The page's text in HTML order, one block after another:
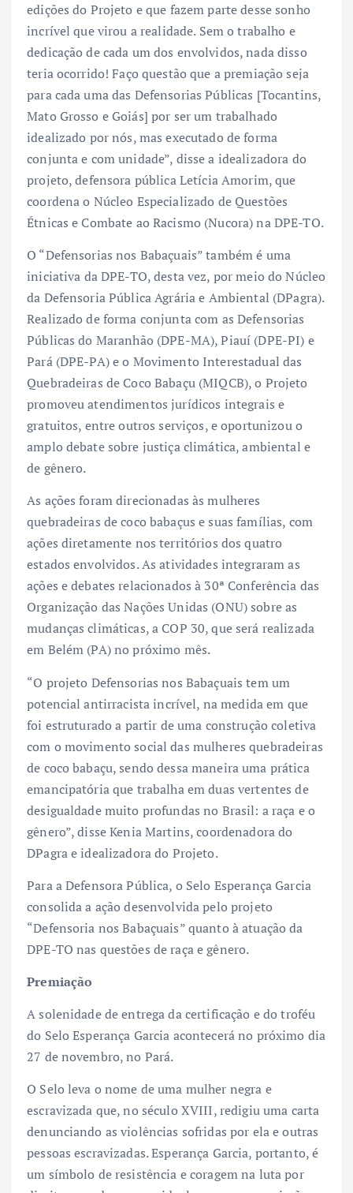
edições do Projeto e que fazem parte desse sonho
incrível que virou a realidade. Sem o trabalho e
dedicação de cada um dos envolvidos, nada disso
teria ocorrido! Faço questão que a premiação seja
para cada uma das Defensorias Públicas [Tocantins,
Mato Grosso e Goiás] por ser um trabalhado
idealizado por nós, mas executado de forma
conjunta e com unidade”, disse a idealizadora do
projeto, defensora pública Letícia Amorim, que
coordena o Núcleo Especializado de Questões
Étnicas e Combate ao Racismo (Nucora) na DPE-TO.
O “Defensorias nos Babaçuais” também é uma
iniciativa da DPE-TO, desta vez, por meio do Núcleo
da Defensoria Pública Agrária e Ambiental (DPagra).
Realizado de forma conjunta com as Defensorias
Públicas do Maranhão (DPE-MA), Piauí (DPE-PI) e
Pará (DPE-PA) e o Movimento Interestadual das
Quebradeiras de Coco Babaçu (MIQCB), o Projeto
promoveu atendimentos jurídicos integrais e
gratuitos, entre outros serviços, e oportunizou o
amplo debate sobre justiça climática, ambiental e
de gênero.
As ações foram direcionadas às mulheres
quebradeiras de coco babaçus e suas famílias, com
ações diretamente nos territórios dos quatro
estados envolvidos. As atividades integraram as
ações e debates relacionados à 30ª Conferência das
Organização das Nações Unidas (ONU) sobre as
mudanças climáticas, a COP 30, que será realizada
em Belém (PA) no próximo mês.
“O projeto Defensorias nos Babaçuais tem um
potencial antirracista incrível, na medida em que
foi estruturado a partir de uma construção coletiva
com o movimento social das mulheres quebradeiras
de coco babaçu, sendo dessa maneira uma prática
emancipatória que trabalha em duas vertentes de
desigualdade muito profundas no Brasil: a raça e o
gênero”, disse Kenia Martins, coordenadora do
DPagra e idealizadora do Projeto.
Para a Defensora Pública, o Selo Esperança Garcia
consolida a ação desenvolvida pelo projeto
“Defensoria nos Babaçuais” quanto à atuação da
DPE-TO nas questões de raça e gênero.
Premiação
A solenidade de entrega da certificação e do troféu
do Selo Esperança Garcia acontecerá no próximo dia
27 de novembro, no Pará.
O Selo leva o nome de uma mulher negra e
escravizada que, no século XVIII, redigiu uma carta
denunciando as violências sofridas por ela e outras
pessoas escravizadas. Esperança Garcia, portanto, é
um símbolo de resistência e coragem na luta por